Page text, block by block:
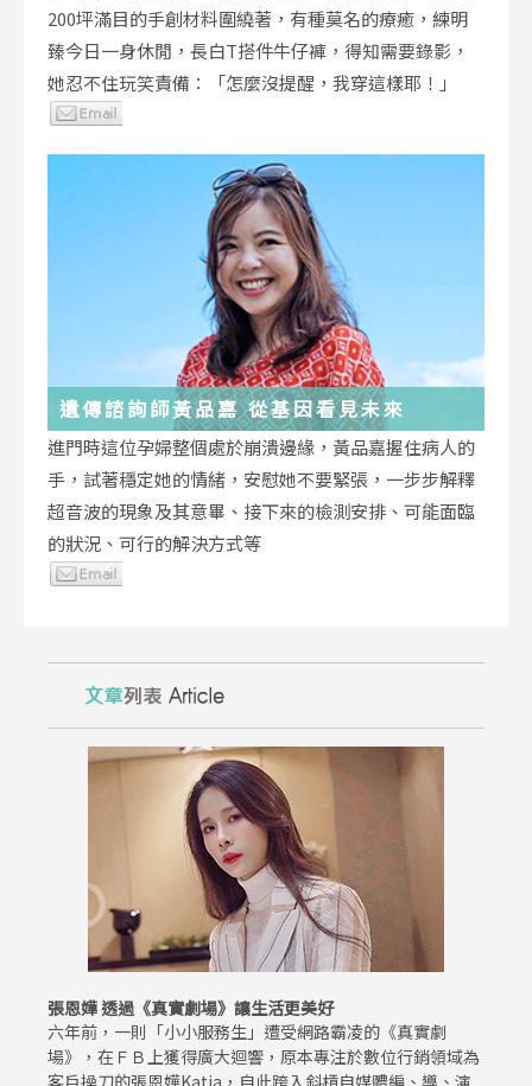
200坪滿目的手創材料圍繞著，有種莫名的療癒，練明
臻今日一身休閒，長白T搭件牛仔褲，得知需要錄影，
她忍不住玩笑責備：「怎麼沒提醒，我穿這樣耶！」
遺傳諮詢師黃品嘉 從基因看見未來
進門時這位孕婦整個處於崩潰邊緣，黃品嘉握住病人的
手，試著穩定她的情緒，安慰她不要緊張，一步步解釋
超音波的現象及其意畢、接下來的檢測安排、可能面臨
的狀況、可行的解決方式等
張恩嬅 透過《真實劇場》讓生活更美好
六年前，一則「小小服務生」遭受網路霸凌的《真實劇
場》，在ＦＢ上獲得廣大迴響，原本專注於數位行銷領域為
客戶操刀的張恩嬅Katia，自此跨入斜槓自媒體編、導、演